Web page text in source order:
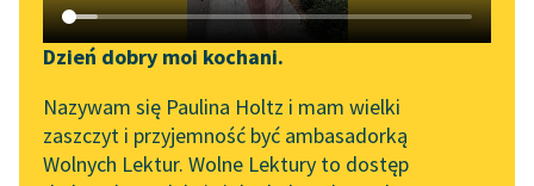
Katalog DAISY
Podkasty o książkach
Zgłoś brak utworu
Aktualności
„Prokurator Alicja Horn”
Narzędzia
Mapa Wolnych Lektur
Dzień dobry moi kochani.
Nazywam się Paulina Holtz i mam wielki
zaszczyt i przyjemność być ambasadorką
Wolnych Lektur. Wolne Lektury to dostęp